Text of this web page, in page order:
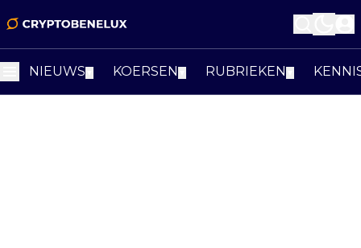
NIEUWS KOERSEN RUBRIEKEN